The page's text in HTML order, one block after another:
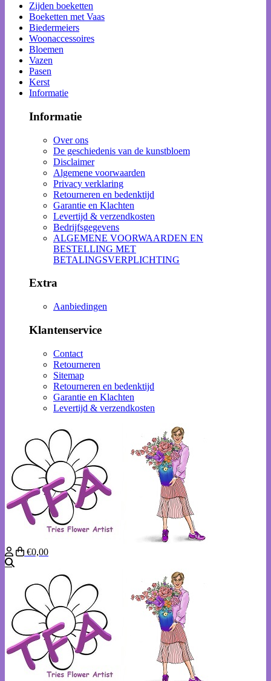
Zijden boeketten
Boeketten met Vaas
Biedermeiers
Woonaccessoires
Bloemen
Vazen
Pasen
Kerst
Informatie
Informatie
Over ons
De geschiedenis van de kunstbloem
Disclaimer
Algemene voorwaarden
Privacy verklaring
Retourneren en bedenktijd
Garantie en Klachten
Levertijd & verzendkosten
Bedrijfsgegevens
ALGEMENE VOORWAARDEN EN
BESTELLING MET
BETALINGSVERPLICHTING
Extra
Aanbiedingen
Klantenservice
Contact
Retourneren
Sitemap
Retourneren en bedenktijd
Garantie en Klachten
Levertijd & verzendkosten
€0,00